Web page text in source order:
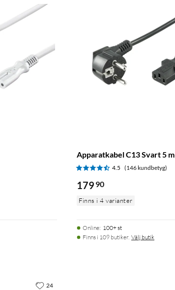
Apparatkabel C13 Svart 5 m
4.5 (146 kundbetyg)
179 90
Finns i 4 varianter
Online: 100+ st
Finns i 109 butiker. Välj butik
24